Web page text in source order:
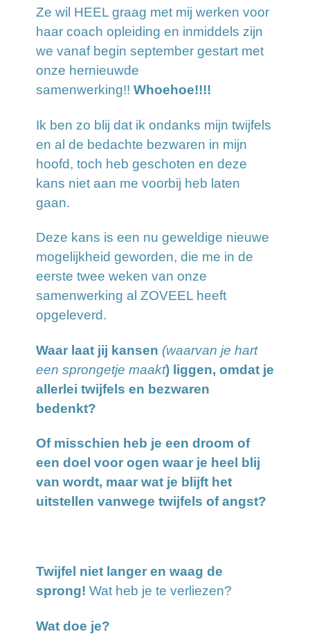
Ze wil HEEL graag met mij werken voor
haar coach opleiding en inmiddels zijn
we vanaf begin september gestart met
onze hernieuwde
samenwerking!! Whoehoe!!!!
Ik ben zo blij dat ik ondanks mijn twijfels
en al de bedachte bezwaren in mijn
hoofd, toch heb geschoten en deze
kans niet aan me voorbij heb laten
gaan.
Deze kans is een nu geweldige nieuwe
mogelijkheid geworden, die me in de
eerste twee weken van onze
samenwerking al ZOVEEL heeft
opgeleverd.
Waar laat jij kansen (waarvan je hart
een sprongetje maakt) liggen, omdat je
allerlei twijfels en bezwaren
bedenkt?
Of misschien heb je een droom of
een doel voor ogen waar je heel blij
van wordt, maar wat je blijft het
uitstellen vanwege twijfels of angst?
Twijfel niet langer en waag de
sprong! Wat heb je te verliezen?
Wat doe je?